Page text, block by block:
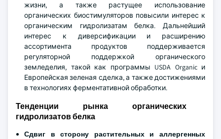
жизни, а также растущее использование
органических биостимуляторов повысили интерес к
органическим гидролизатам белка. Дальнейший
интерес к диверсификации и расширению
ассортимента продуктов поддерживается
регуляторной поддержкой органического
земледелия, такой как программы USDA Organic и
Европейская зеленая сделка, а также достижениями
в технологиях ферментативной обработки.
Тенденции рынка органических
гидролизатов белка
Сдвиг в сторону растительных и аллергенных